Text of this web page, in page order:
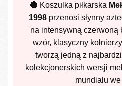
🔴 Koszulka piłkarska
1998 przenosi słynny
na intensywną czerwoną
wzór, klasyczny
tworzą jedną z
kolekcjonerskich wersji
mundialu